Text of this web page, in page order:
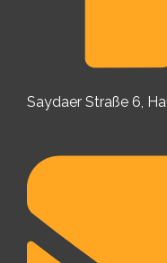
Saydaer Straße 6,